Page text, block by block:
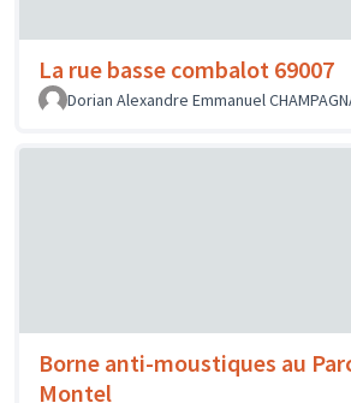
La rue basse combalot 69007
Dorian Alexandre Emmanuel
Borne anti-moustiques au
Montel